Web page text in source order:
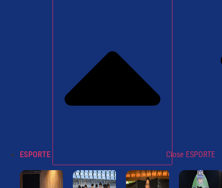
ESPORTE Close ESPORTE